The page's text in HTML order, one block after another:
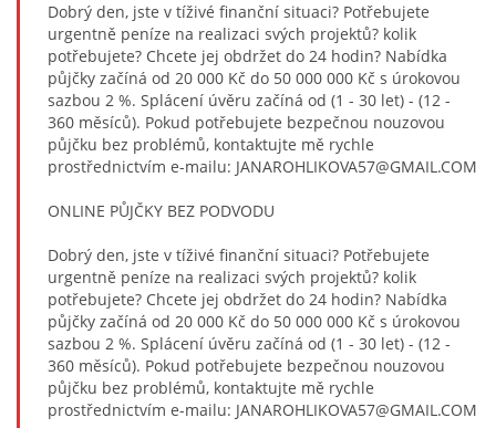
Dobrý den, jste v tíživé finanční situaci? Potřebujete
urgentně peníze na realizaci svých projektů? kolik
potřebujete? Chcete jej obdržet do 24 hodin? Nabídka
půjčky začíná od 20 000 Kč do 50 000 000 Kč s úrokovou
sazbou 2 %. Splácení úvěru začíná od (1 - 30 let) - (12 -
360 měsíců). Pokud potřebujete bezpečnou nouzovou
půjčku bez problémů, kontaktujte mě rychle
prostřednictvím e-mailu: JANAROHLIKOVA57@GMAIL.COM
ONLINE PŮJČKY BEZ PODVODU
Dobrý den, jste v tíživé finanční situaci? Potřebujete
urgentně peníze na realizaci svých projektů? kolik
potřebujete? Chcete jej obdržet do 24 hodin? Nabídka
půjčky začíná od 20 000 Kč do 50 000 000 Kč s úrokovou
sazbou 2 %. Splácení úvěru začíná od (1 - 30 let) - (12 -
360 měsíců). Pokud potřebujete bezpečnou nouzovou
půjčku bez problémů, kontaktujte mě rychle
prostřednictvím e-mailu: JANAROHLIKOVA57@GMAIL.COM